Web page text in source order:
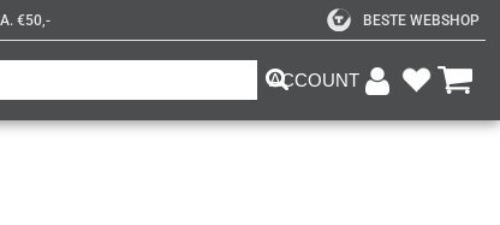
€50,- BESTE WEBSHOP
ACCOUNT